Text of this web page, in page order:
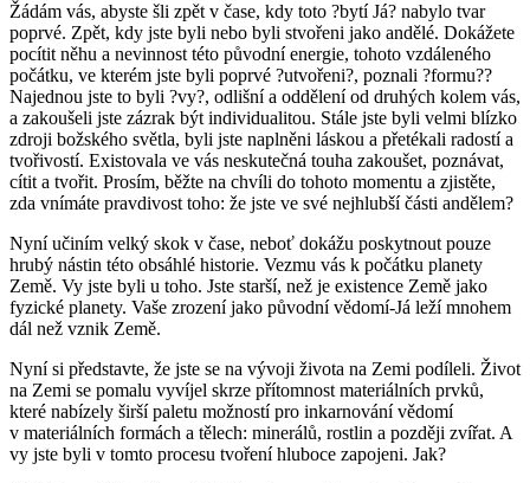
Žádám vás, abyste šli zpět v čase, kdy toto ?bytí Já? nabylo tvar
poprvé. Zpět, kdy jste byli nebo byli stvořeni jako andělé. Dokážete
pocítit něhu a nevinnost této původní energie, tohoto vzdáleného
počátku, ve kterém jste byli poprvé ?utvořeni?, poznali ?formu??
Najednou jste to byli ?vy?, odlišní a oddělení od druhých kolem vás,
a zakoušeli jste zázrak být individualitou. Stále jste byli velmi blízko
zdroji božského světla, byli jste naplněni láskou a přetékali radostí a
tvořivostí. Existovala ve vás neskutečná touha zakoušet, poznávat,
cítit a tvořit. Prosím, běžte na chvíli do tohoto momentu a zjistěte,
zda vnímáte pravdivost toho: že jste ve své nejhlubší části andělem?
Nyní učiním velký skok v čase, neboť dokážu poskytnout pouze
hrubý nástin této obsáhlé historie. Vezmu vás k počátku planety
Země. Vy jste byli u toho. Jste starší, než je existence Země jako
fyzické planety. Vaše zrození jako původní vědomí-Já leží mnohem
dál než vznik Země.
Nyní si představte, že jste se na vývoji života na Zemi podíleli. Život
na Zemi se pomalu vyvíjel skrze přítomnost materiálních prvků,
které nabízely širší paletu možností pro inkarnování vědomí
v materiálních formách a tělech: minerálů, rostlin a později zvířat. A
vy jste byli v tomto procesu tvoření hluboce zapojeni. Jak?